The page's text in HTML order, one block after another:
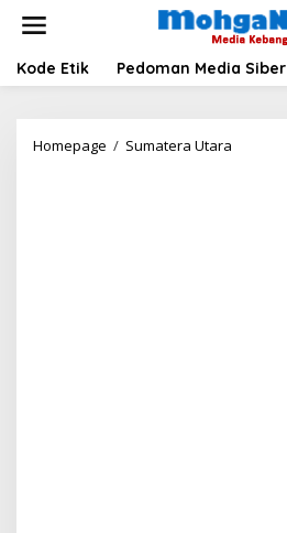
Kode Etik Pedoman Media Siber
Homepage / Sumatera Utara